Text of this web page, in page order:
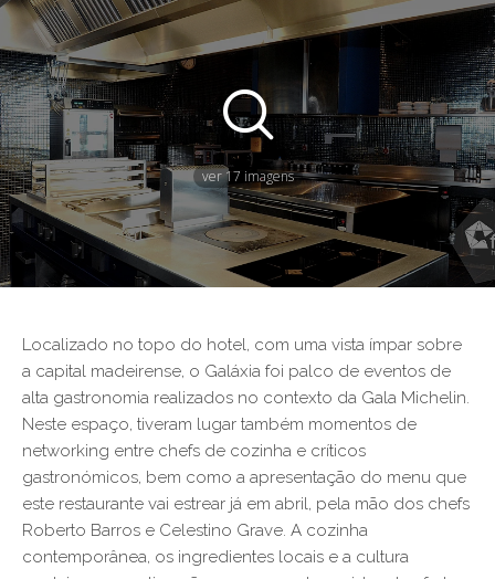
ver 17 imagens
Localizado no topo do hotel, com uma vista ímpar sobre
a capital madeirense, o Galáxia foi palco de eventos de
alta gastronomia realizados no contexto da Gala Michelin.
Neste espaço, tiveram lugar também momentos de
networking entre chefs de cozinha e críticos
gastronómicos, bem como a apresentação do menu que
este restaurante vai estrear já em abril, pela mão dos chefs
Roberto Barros e Celestino Grave. A cozinha
contemporânea, os ingredientes locais e a cultura